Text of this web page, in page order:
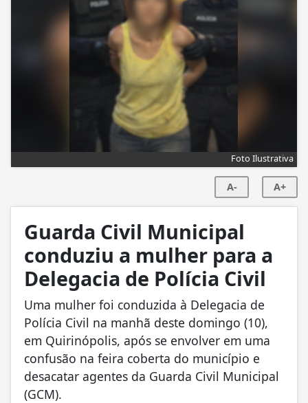
Foto Ilustrativa
A- A+
Guarda Civil Municipal
conduziu a mulher para a
Delegacia de Polícia Civil
Uma mulher foi conduzida à Delegacia de
Polícia Civil na manhã deste domingo (10),
em Quirinópolis, após se envolver em uma
confusão na feira coberta do município e
desacatar agentes da Guarda Civil Municipal
(GCM).